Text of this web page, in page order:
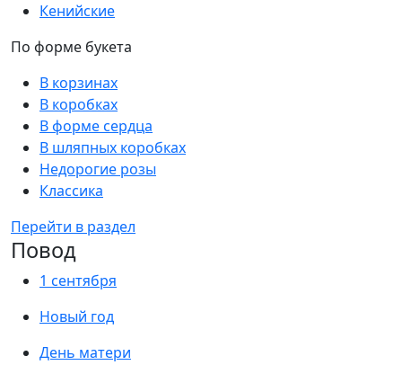
Кенийские
По форме букета
В корзинах
В коробках
В форме сердца
В шляпных коробках
Недорогие розы
Классика
Перейти в раздел
Повод
1 сентября
Новый год
День матери